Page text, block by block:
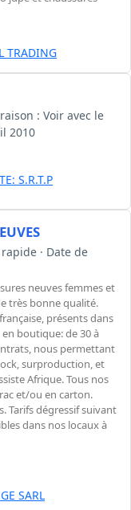
TRADING
: Voir avec le
2010
S.R.T.P
· Date de
neuves femmes et
très bonne qualité.
présents dans
boutique: de 30 à
nous permettant
surproduction, et
Afrique. Tous nos
et/ou en carton.
Tarifs dégressif suivant
dans nos locaux à
SARL